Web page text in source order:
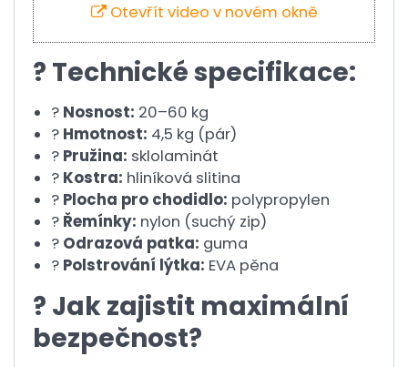
Otevřít video v novém okně
? Technické specifikace:
? Nosnost: 20–60 kg
? Hmotnost: 4,5 kg (pár)
? Pružina: sklolaminát
? Kostra: hliníková slitina
? Plocha pro chodidlo: polypropylen
? Řemínky: nylon (suchý zip)
? Odrazová patka: guma
? Polstrování lýtka: EVA pěna
? Jak zajistit maximální
bezpečnost?